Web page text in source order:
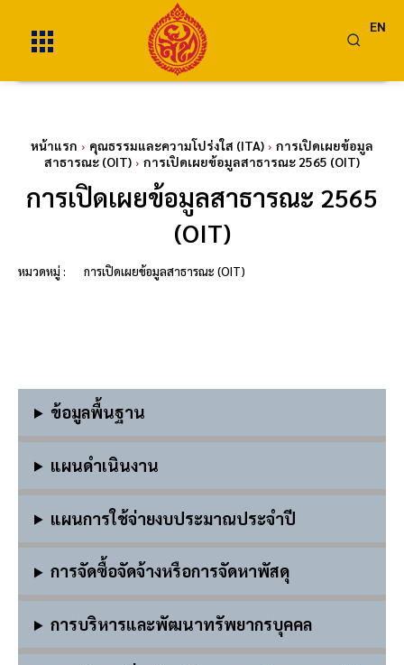
EN
หน้าแรก คุณธรรมและความโปร่งใส (ITA)
การเปิดเผยข้อมูล
สาธารณะ (OIT)
การเปิดเผยข้อมูลสาธารณะ 2565 (OIT)
การเปิดเผยข้อมูลสาธารณะ 2565
(OIT)
หมวดหมู่ : การเปิดเผยข้อมูลสาธารณะ (OIT)
ข้อมูลพื้นฐาน
แผนดำเนินงาน
แผนการใช้จ่ายงบประมาณประจำปี
การจัดซื้อจัดจ้างหรือการจัดหาพัสดุ
การบริหารและพัฒนาทรัพยากรบุคคล